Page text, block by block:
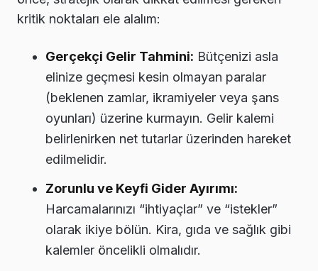
kritik noktaları ele alalım:
Gerçekçi Gelir Tahmini: Bütçenizi asla
elinize geçmesi kesin olmayan paralar
(beklenen zamlar, ikramiyeler veya şans
oyunları) üzerine kurmayın. Gelir kalemi
belirlenirken net tutarlar üzerinden hareket
edilmelidir.
Zorunlu ve Keyfi Gider Ayırımı:
Harcamalarınızı “ihtiyaçlar” ve “istekler”
olarak ikiye bölün. Kira, gıda ve sağlık gibi
kalemler öncelikli olmalıdır.